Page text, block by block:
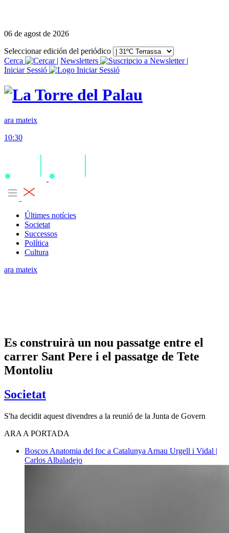
06 de agost de 2026
Seleccionar edición del periódico
Cerca
| Newsletters
|
Iniciar Sessió
ara mateix
10:30
Últimes notícies
Societat
Successos
Política
Cultura
ara mateix
Es construirà un nou passatge entre el
carrer Sant Pere i el passatge de Tete
Montoliu
Societat
S'ha decidit aquest divendres a la reunió de la Junta de Govern
ARA A PORTADA
Boscos Anatomia del foc a Catalunya Arnau Urgell i Vidal |
Carlos Albaladejo